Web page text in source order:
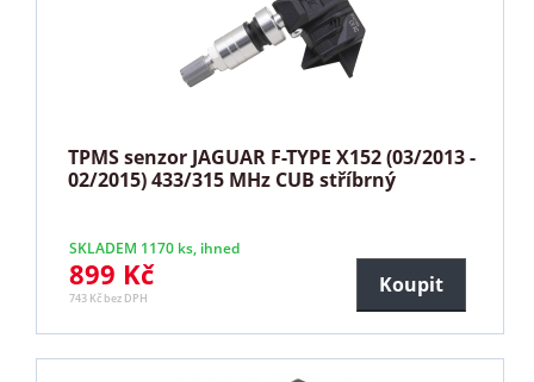
TPMS senzor JAGUAR F-TYPE X152 (03/2013 -
02/2015) 433/315 MHz CUB stříbrný
SKLADEM 1170 ks, ihned
899 Kč
743 Kč bez DPH
Koupit